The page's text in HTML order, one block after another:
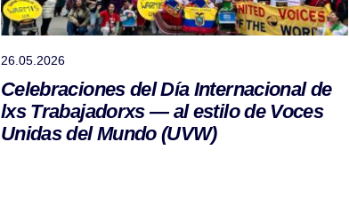
26.05.2026
Celebraciones del Día Internacional de
lxs Trabajadorxs — al estilo de Voces
Unidas del Mundo (UVW)